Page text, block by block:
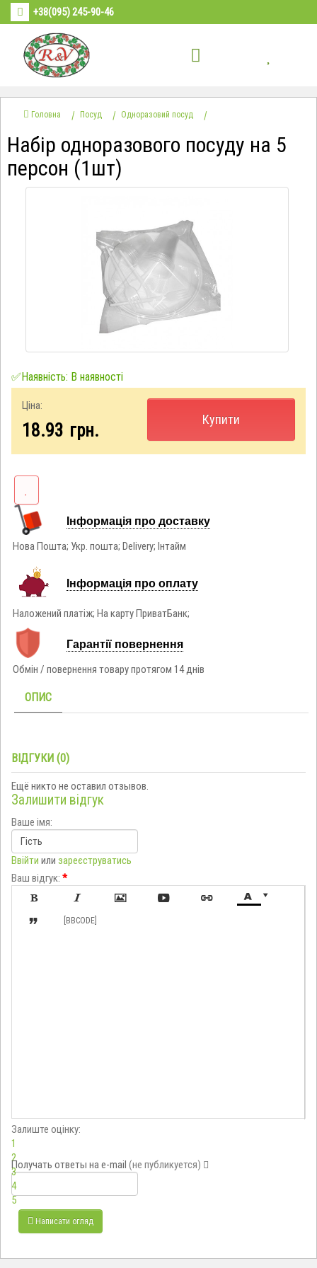
+38(095) 245-90-46
Головна Посуд Одноразовий посуд
Набір одноразового посуду на 5
персон (1шт)
✅Наявність: В наявності
Ціна:
18.93 грн.
Купити
Інформація про доставку
Нова Пошта; Укр. пошта; Delivery; Інтайм
Інформація про оплату
Наложений платіж; На карту ПриватБанк;
Гарантії повернення
Обмін / повернення товару протягом 14 днів
ОПИС
ВІДГУКИ (0)
Ещё никто не оставил отзывов.
Залишити відгук
Ваше імя:
Ввійти или зареєструватись
Ваш відгук: *

     
 [BBCODE]
Залиште оцінку:
1
2
3
4
5
Получать ответы на e-mail (не публикуется)
Написати огляд